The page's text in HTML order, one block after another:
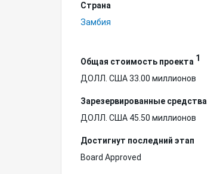
Страна
Замбия
Общая стоимость проекта 1
ДОЛЛ. США 33.00 миллионов
Зарезервированные средства
ДОЛЛ. США 45.50 миллионов
Достигнут последний этап
Board Approved